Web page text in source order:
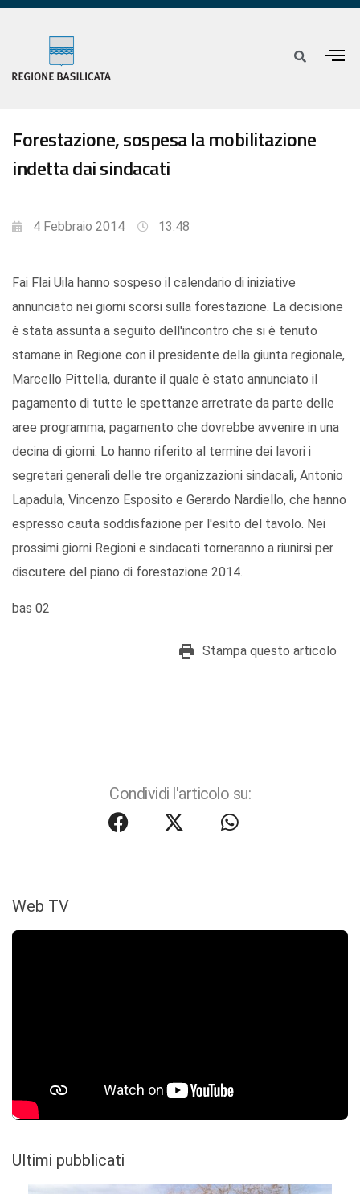
Forestazione, sospesa la mobilitazione
indetta dai sindacati
4 Febbraio 2014 13:48
Fai Flai Uila hanno sospeso il calendario di iniziative
annunciato nei giorni scorsi sulla forestazione. La decisione
è stata assunta a seguito dell'incontro che si è tenuto
stamane in Regione con il presidente della giunta regionale,
Marcello Pittella, durante il quale è stato annunciato il
pagamento di tutte le spettanze arretrate da parte delle
aree programma, pagamento che dovrebbe avvenire in una
decina di giorni. Lo hanno riferito al termine dei lavori i
segretari generali delle tre organizzazioni sindacali, Antonio
Lapadula, Vincenzo Esposito e Gerardo Nardiello, che hanno
espresso cauta soddisfazione per l'esito del tavolo. Nei
prossimi giorni Regioni e sindacati torneranno a riunirsi per
discutere del piano di forestazione 2014.
bas 02
Stampa questo articolo
Condividi l'articolo su:
Web TV
Ultimi pubblicati